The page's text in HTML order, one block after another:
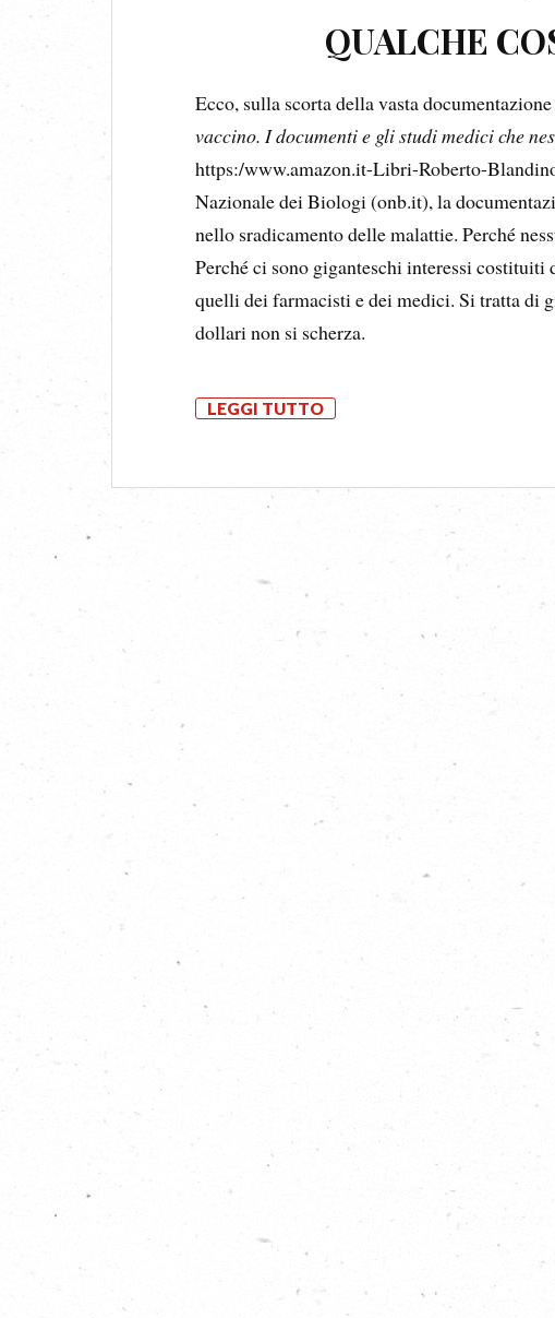
QUALCHE
Ecco, sulla scorta della vasta
vaccino. I documenti e gli studi medici che
https:/www.amazon.it-Libri-Roberto-
Nazionale dei Biologi (onb.it), la
nello sradicamento delle malattie. Perché
Perché ci sono giganteschi interessi
quelli dei farmacisti e dei medici. Si tratta di
dollari non si scherza.
LEGGI TUTTO